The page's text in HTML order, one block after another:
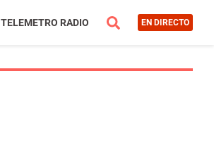
TELEMETRO RADIO EN DIRECTO